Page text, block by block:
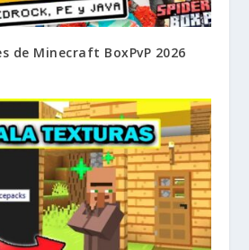
de Minecraft BoxPvP 2026